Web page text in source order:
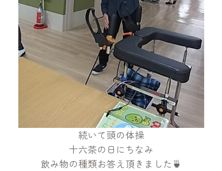
続いて頭の体操
十六茶の日にちなみ
飲み物の種類お答え頂きました🍵